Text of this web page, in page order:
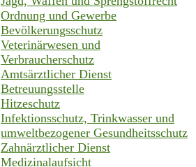
Ordnung und Gewerbe
Bevölkerungsschutz
Veterinärwesen und
Verbraucherschutz
Amtsärztlicher Dienst
Betreuungsstelle
Hitzeschutz
Infektionsschutz, Trinkwasser und
umweltbezogener Gesundheitsschutz
Zahnärztlicher Dienst
Medizinalaufsicht